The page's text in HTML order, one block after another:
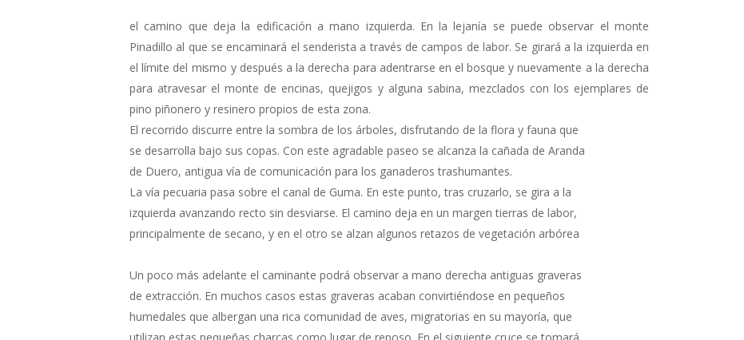
el camino que deja la edificación a mano izquierda. En la lejanía se puede observar el monte
Pinadillo al que se encaminará el senderista a través de campos de labor. Se girará a la izquierda en
el límite del mismo y después a la derecha para adentrarse en el bosque y nuevamente a la derecha
para atravesar el monte de encinas, quejigos y alguna sabina, mezclados con los ejemplares de
pino piñonero y resinero propios de esta zona.
El recorrido discurre entre la sombra de los árboles, disfrutando de la flora y fauna que
se desarrolla bajo sus copas. Con este agradable paseo se alcanza la cañada de Aranda
de Duero, antigua vía de comunicación para los ganaderos trashumantes.
La vía pecuaria pasa sobre el canal de Guma. En este punto, tras cruzarlo, se gira a la
izquierda avanzando recto sin desviarse. El camino deja en un margen tierras de labor,
principalmente de secano, y en el otro se alzan algunos retazos de vegetación arbórea
Un poco más adelante el caminante podrá observar a mano derecha antiguas graveras
de extracción. En muchos casos estas graveras acaban convirtiéndose en pequeños
humedales que albergan una rica comunidad de aves, migratorias en su mayoría, que
utilizan estas pequeñas charcas como lugar de reposo. En el siguiente cruce se tomará